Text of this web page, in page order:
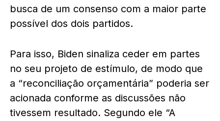
busca de um consenso com a maior parte
possível dos dois partidos.
Para isso, Biden sinaliza ceder em partes
no seu projeto de estímulo, de modo que
a “reconciliação orçamentária” poderia ser
acionada conforme as discussões não
tivessem resultado. Segundo ele “A